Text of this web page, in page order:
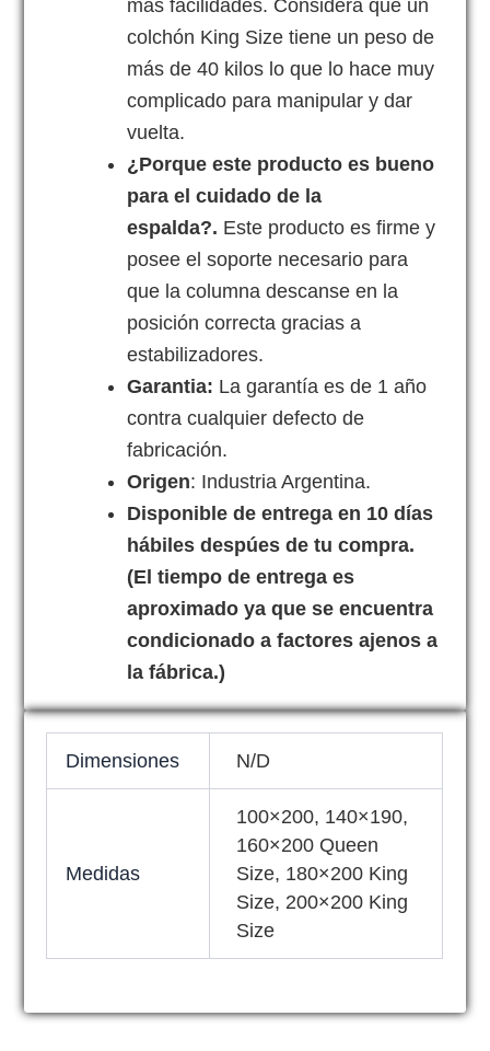
más facilidades. Considerá que un
colchón King Size tiene un peso de
más de 40 kilos lo que lo hace muy
complicado para manipular y dar
vuelta.
¿Porque este producto es bueno
para el cuidado de la
espalda?. Este producto es firme y
posee el soporte necesario para
que la columna descanse en la
posición correcta gracias a
estabilizadores.
Garantia: La garantía es de 1 año
contra cualquier defecto de
fabricación.
Origen: Industria Argentina.
Disponible de entrega en 10 días
hábiles despúes de tu compra.
(El tiempo de entrega es
aproximado ya que se encuentra
condicionado a factores ajenos a
la fábrica.)
Dimensiones N/D
Medidas
100×200, 140×190,
160×200 Queen
Size, 180×200 King
Size, 200×200 King
Size